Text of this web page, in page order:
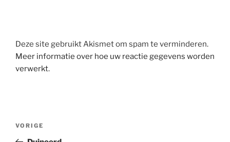
Deze site gebruikt Akismet om spam te verminderen.
Meer informatie over hoe uw reactie gegevens worden
verwerkt.
Berichtnavigatie
Vorig
bericht
VORIGE